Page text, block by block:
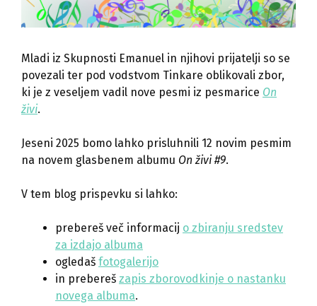
Mladi iz Skupnosti Emanuel in njihovi prijatelji so se
povezali ter pod vodstvom Tinkare oblikovali zbor,
ki je z veseljem vadil nove pesmi iz pesmarice On
živi.
Jeseni 2025 bomo lahko prisluhnili 12 novim pesmim
na novem glasbenem albumu On živi #9.
V tem blog prispevku si lahko:
prebereš več informacij o zbiranju sredstev
za izdajo albuma
ogledaš fotogalerijo
in prebereš zapis zborovodkinje o nastanku
novega albuma.